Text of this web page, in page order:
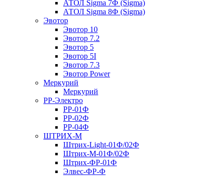
АТОЛ Sigma 7Ф (Sigma)
АТОЛ Sigma 8Ф (Sigma)
Эвотор
Эвотор 10
Эвотор 7.2
Эвотор 5
Эвотор 5I
Эвотор 7.3
Эвотор Power
Меркурий
Меркурий
РР-Электро
РР-01Ф
РР-02Ф
РР-04Ф
ШТРИХ-М
Штрих-Light-01Ф/02Ф
Штрих-М-01Ф/02Ф
Штрих-ФР-01Ф
Элвес-ФР-Ф